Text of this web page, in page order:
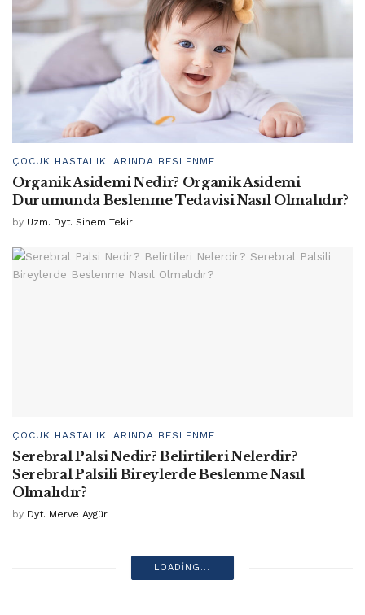
ÇOCUK HASTALIKLARINDA BESLENME
Organik Asidemi Nedir? Organik Asidemi
Durumunda Beslenme Tedavisi Nasıl Olmalıdır?
by Uzm. Dyt. Sinem Tekir
ÇOCUK HASTALIKLARINDA BESLENME
Serebral Palsi Nedir? Belirtileri Nelerdir?
Serebral Palsili Bireylerde Beslenme Nasıl
Olmalıdır?
by Dyt. Merve Aygür
LOADING...